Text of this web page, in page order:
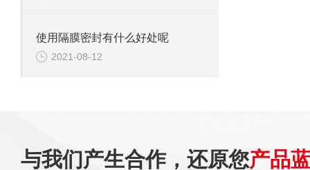
使用隔膜密封有什么好处呢
2021-08-12
与我们产生合作，还原您产品